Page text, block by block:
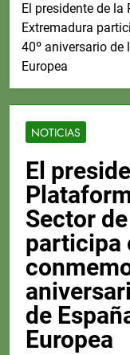
El presidente de
Extremadura
40º aniversario de
Europea
NOTICIAS
El
Sector
participa
de
Europea